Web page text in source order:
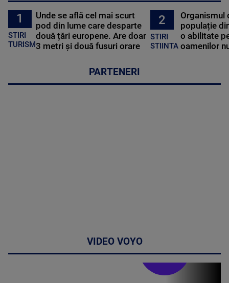
1
STIRI
TURISM
Unde se află cel mai scurt
pod din lume care desparte
două țări europene. Are doar
3 metri și două fusuri orare
2
STIRI
STIINTA
Organismul
populație
o abilitate
oamenilor
PARTENERI
VIDEO VOYO